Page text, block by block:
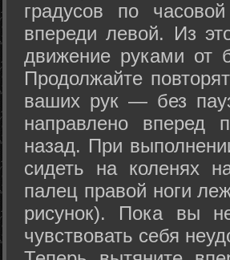
градусов по
впереди левой. Из
движение руками от
Продолжайте
ваших рук — без
направлено вперед
назад. При
сидеть на коленях
палец правой ноги
рисунок). Пока вы
чувствовать себя